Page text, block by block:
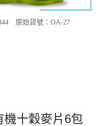
原始貨號：OA-27
機十穀麥片6包